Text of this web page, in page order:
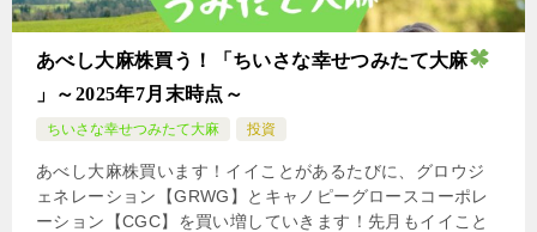
あべし大麻株買う！「ちいさな幸せつみたて大麻
」～2025年7月末時点～
ちいさな幸せつみたて大麻 投資
あべし大麻株買います！イイことがあるたびに、グロウジ
ェネレーション【GRWG】とキャノピーグロースコーポレ
ーション【CGC】を買い増していきます！先月もイイこと